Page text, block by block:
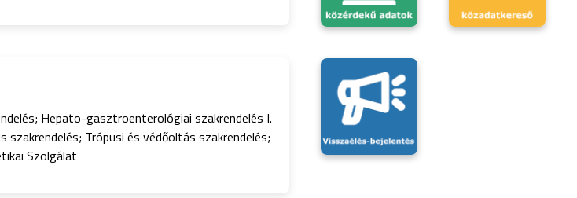
Hepato-gasztroenterológiai szakrendelés I.
Trópusi és védőoltás szakrendelés;
Szolgálat